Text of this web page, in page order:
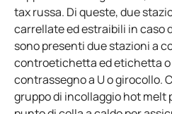
tax russa. Di queste, due
carrellate ed estraibili in caso
sono presenti due stazioni a
controetichetta ed etichetta
contrassegno a U o girocollo.
gruppo di incollaggio hot melt